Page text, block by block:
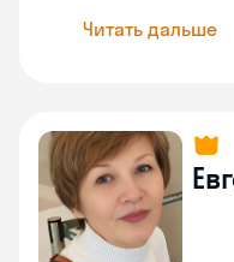
Читать дальше